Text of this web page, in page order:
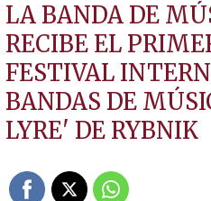
LA BANDA DE
RECIBE EL
FESTIVAL
BANDAS DE
LYRE' DE RYBNIK